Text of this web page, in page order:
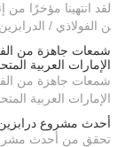
ن الفولاذي /
شمعات جاهزة من
الإمارات العربية
شمعات جاهزة من
الإمارات العربية المتحدة
أحدث مشروع
تحقق من أحدث